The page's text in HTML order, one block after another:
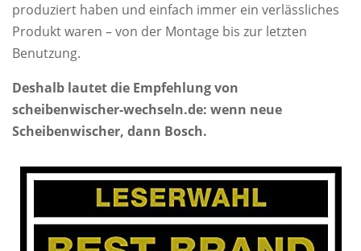
produziert haben und einfach immer ein verlässliches
Produkt waren – von der Montage bis zur letzten
Benutzung.
Deshalb lautet die Empfehlung von
scheibenwischer-wechseln.de: wenn neue
Scheibenwischer, dann Bosch.